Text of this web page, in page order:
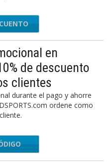
en
de descuento
clientes
durante el pago y ahorre
ordene como
HELLO